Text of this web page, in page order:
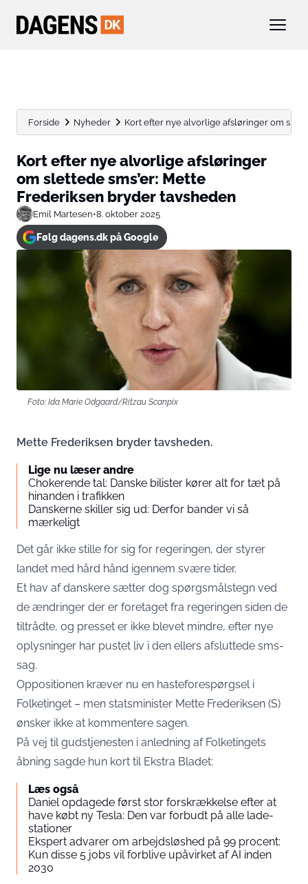
Forside Nyheder Kort efter nye alvorlige afsløringer om
Kort efter nye alvorlige afsløringer
om slettede sms’er: Mette
Frederiksen bryder tavsheden
Emil Martesen•8. oktober 2025
Følg dagens.dk på Google
Foto: Ida Marie Odgaard/Ritzau Scanpix
Mette Frederiksen bryder tavsheden.
Lige nu læser andre
Chokerende tal: Danske bilister kører alt for tæt på
hinanden i trafikken
Danskerne skiller sig ud: Derfor bander vi så
mærkeligt
Det går ikke stille for sig for regeringen, der styrer
landet med hård hånd igennem svære tider.
Et hav af danskere sætter dog spørgsmålstegn ved
de ændringer der er foretaget fra regeringen siden de
tiltrådte, og presset er ikke blevet mindre, efter nye
oplysninger har pustet liv i den ellers afsluttede sms-
sag.
Oppositionen kræver nu en hasteforespørgsel i
Folketinget – men statsminister Mette Frederiksen (S)
ønsker ikke at kommentere sagen.
På vej til gudstjenesten i anledning af Folketingets
åbning sagde hun kort til Ekstra Bladet:
Læs også
Daniel opdagede først stor forskrækkelse efter at
have købt ny Tesla: Den var forbudt på alle lade-
stationer
Ekspert advarer om arbejdsløshed på 99 procent:
Kun disse 5 jobs vil forblive upåvirket af AI inden
2030